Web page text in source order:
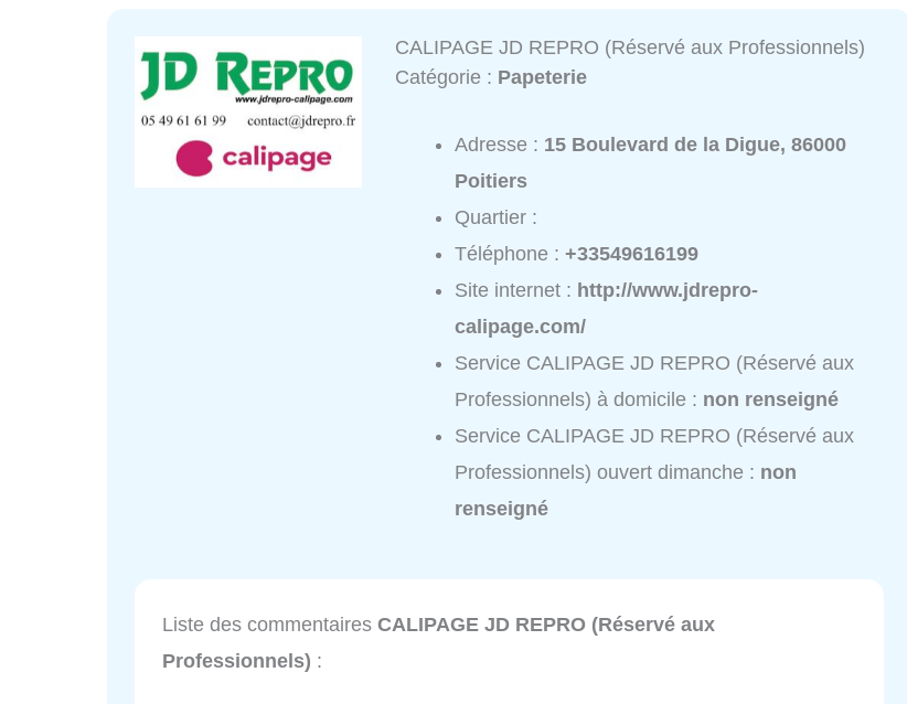
CALIPAGE JD REPRO (Réservé aux Professionnels)
Catégorie : Papeterie
Adresse : 15 Boulevard de la Digue, 86000
Poitiers
Quartier :
Téléphone :+33549616199
Site internet : http://www.jdrepro-
calipage.com/
Service CALIPAGE JD REPRO (Réservé aux
Professionnels) à domicile : non renseigné
Service CALIPAGE JD REPRO (Réservé aux
Professionnels) ouvert dimanche : non
renseigné
Liste des commentaires CALIPAGE JD REPRO (Réservé aux
Professionnels) :